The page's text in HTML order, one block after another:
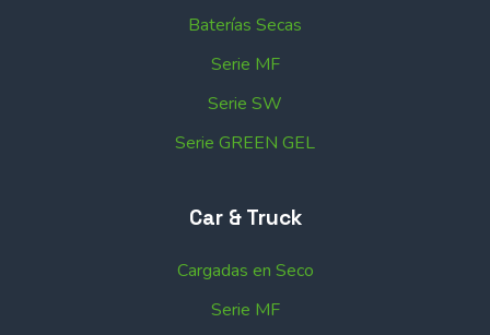
Baterías Secas
Serie MF
Serie SW
Serie GREEN GEL
Car & Truck
Cargadas en Seco
Serie MF